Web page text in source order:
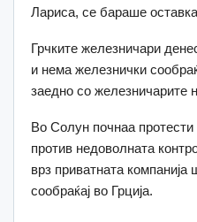
Лариса, се бараше
Грчките железничари
и нема железнички
заедно со железничарите
Во Солун почнаа протести
против недоволната
врз приватната
сообраќај во Грција.